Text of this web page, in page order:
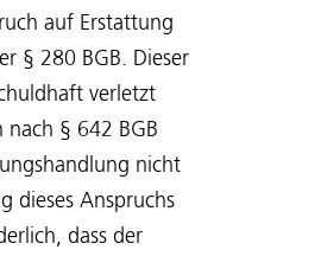
auf Erstattung
§ 280 BGB. Dieser
verletzt
§ 642 BGB
nicht
dieses Anspruchs
dass der